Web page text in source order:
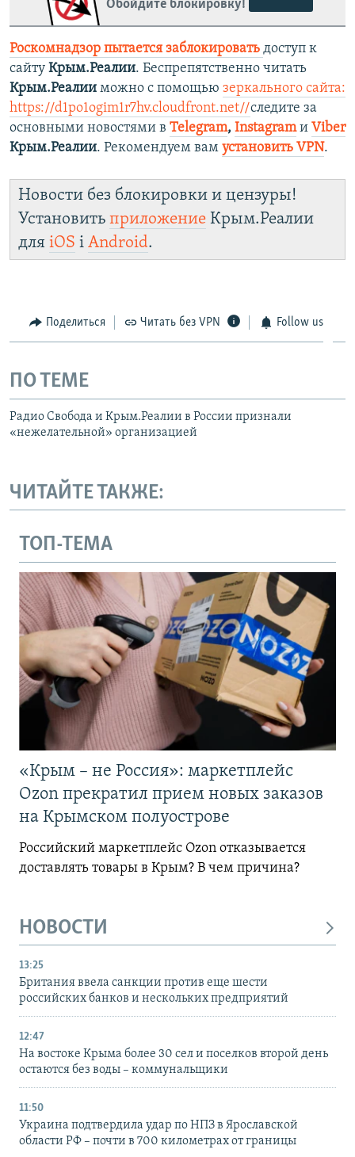
Обойдите блокировку!
Роскомнадзор пытается заблокировать доступ к
сайту Крым.Реалии. Беспрепятственно читать
Крым.Реалии можно с помощью зеркального сайта:
https://d1po1ogim1r7hv.cloudfront.net//следите за
основными новостями в Telegram, Instagramи Viber
Крым.Реалии. Рекомендуем вам установить VPN.
Новости без блокировки и цензуры!
Установить приложение Крым.Реалии
для iOS і Android.
Поделиться Читать без VPN Follow us
ПО ТЕМЕ
Радио Свобода и Крым.Реалии в России признали
«нежелательной» организацией
ЧИТАЙТЕ ТАКЖЕ:
ТОП-ТЕМА
«Крым – не Россия»: маркетплейс
Ozon прекратил прием новых заказов
на Крымском полуострове
Российский маркетплейс Ozon отказывается
доставлять товары в Крым? В чем причина?
НОВОСТИ
13:25
Британия ввела санкции против еще шести
российских банков и нескольких предприятий
12:47
На востоке Крыма более 30 сел и поселков второй день
остаются без воды – коммунальщики
11:50
Украина подтвердила удар по НПЗ в Ярославской
области РФ – почти в 700 километрах от границы